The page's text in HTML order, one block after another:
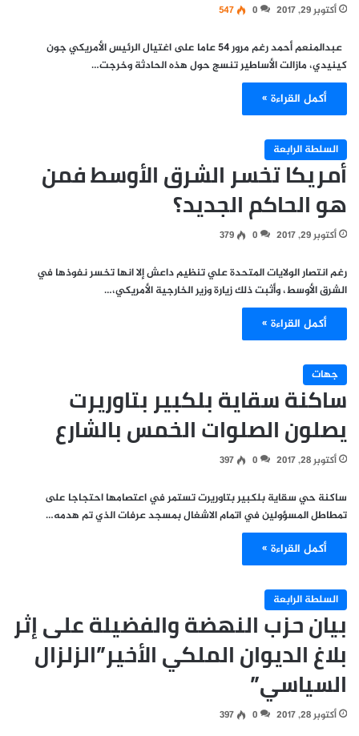
أكتوبر 29, 2017 0
547
عبدالمنعم أحمد رغم مرور 54 عاما على اغتيال الرئيس الأمريكي جون
كينيدي، مازالت الأساطير تنسج حول هذه الحادثة وخرجت…
أكمل القراءة »
السلطة الرابعة
أمريكا تخسر الشرق الأوسط فمن
هو الحاكم الجديد؟
أكتوبر 29, 2017 0
379
رغم انتصار الولايات المتحدة علي تنظيم داعش إلا انها تخسر نفوذها في
الشرق الأوسط، وأثبت ذلك زيارة وزير الخارجية الأمريكي،…
أكمل القراءة »
جهات
ساكنة سقاية بلكبير بتاوريرت
يصلون الصلوات الخمس بالشارع
أكتوبر 28, 2017 0
397
ساكنة حي سقاية بلكبير بتاوريرت تستمر في اعتصامها احتجاجا على
تمطاطل المسؤولين في اتمام الاشغال بمسجد عرفات الذي تم هدمه…
أكمل القراءة »
السلطة الرابعة
بيان حزب النهضة والفضيلة على إثر
بلاغ الديوان الملكي الأخير”الزلزال
السياسي”
أكتوبر 28, 2017 0
397